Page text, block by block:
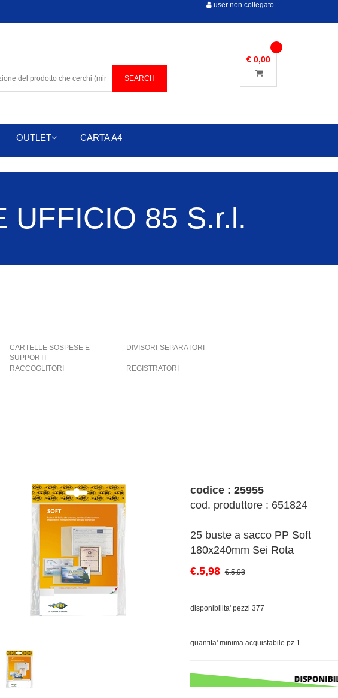
user non collegato
€ 0,00
OUTLET CARTA A4
85 S.r.l.
CARTELLE SOSPESE E
SUPPORTI
DIVISORI-SEPARATORI
RACCOGLITORI REGISTRATORI
codice : 25955
cod. produttore : 651824
25 buste a sacco PP Soft
180x240mm Sei Rota
€.5,98 €.5,98
disponibilita' pezzi 377
quantita' minima acquistabile pz.1